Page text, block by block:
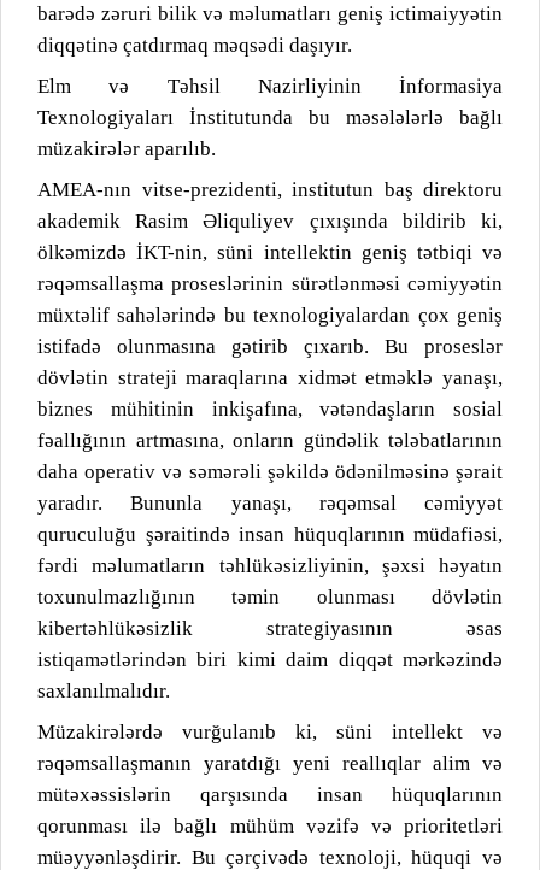
barədə zəruri bilik və məlumatları geniş ictimaiyyətin
diqqətinə çatdırmaq məqsədi daşıyır.
Elm və Təhsil Nazirliyinin İnformasiya
Texnologiyaları İnstitutunda bu məsələlərlə bağlı
müzakirələr aparılıb.
AMEA-nın vitse-prezidenti, institutun baş direktoru
akademik Rasim Əliquliyev çıxışında bildirib ki,
ölkəmizdə İKT-nin, süni intellektin geniş tətbiqi və
rəqəmsallaşma proseslərinin sürətlənməsi cəmiyyətin
müxtəlif sahələrində bu texnologiyalardan çox geniş
istifadə olunmasına gətirib çıxarıb. Bu proseslər
dövlətin strateji maraqlarına xidmət etməklə yanaşı,
biznes mühitinin inkişafına, vətəndaşların sosial
fəallığının artmasına, onların gündəlik tələbatlarının
daha operativ və səmərəli şəkildə ödənilməsinə şərait
yaradır. Bununla yanaşı, rəqəmsal cəmiyyət
quruculuğu şəraitində insan hüquqlarının müdafiəsi,
fərdi məlumatların təhlükəsizliyinin, şəxsi həyatın
toxunulmazlığının təmin olunması dövlətin
kibertəhlükəsizlik strategiyasının əsas
istiqamətlərindən biri kimi daim diqqət mərkəzində
saxlanılmalıdır.
Müzakirələrdə vurğulanıb ki, süni intellekt və
rəqəmsallaşmanın yaratdığı yeni reallıqlar alim və
mütəxəssislərin qarşısında insan hüquqlarının
qorunması ilə bağlı mühüm vəzifə və prioritetləri
müəyyənləşdirir. Bu çərçivədə texnoloji, hüquqi və